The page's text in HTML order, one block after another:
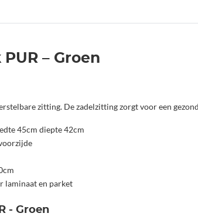
– Groen
zitting. De zadelzitting zorgt voor een
45cm diepte 42cm
laminaat en parket
- Groen